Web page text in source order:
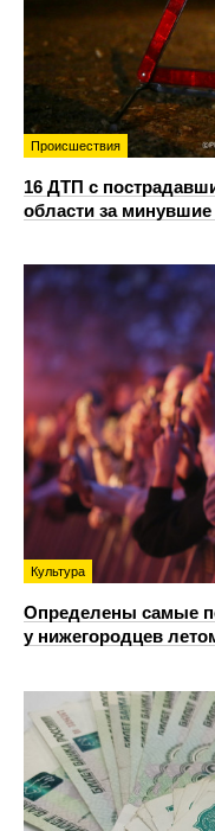
Происшествия
16 ДТП с
области за минувшие
Культура
Определены самые
у нижегородцев